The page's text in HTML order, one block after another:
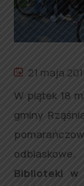
21 maja
W piątek 18
gminy
Biblioteki w